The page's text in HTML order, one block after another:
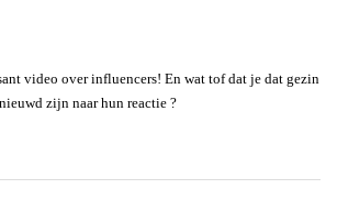
video over influencers! En wat tof dat je dat gezin
zijn naar hun reactie ?